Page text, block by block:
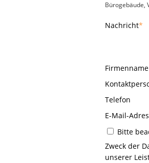
Bürogebäude,
Nachricht*
Firmenname
Telefon
E-Mail-
Bitte
Zweck der
unserer